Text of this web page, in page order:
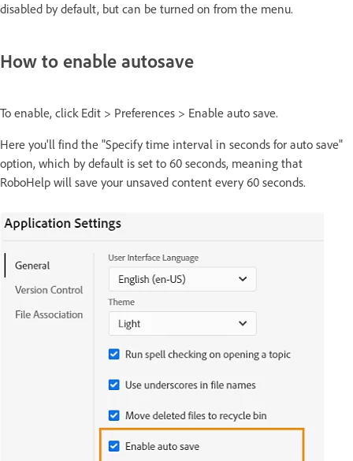
disabled by default, but can be turned on from the menu.
How to enable autosave
To enable, click Edit > Preferences > Enable auto save.
Here you'll find the "Specify time interval in seconds for auto save"
option, which by default is set to 60 seconds, meaning that
RoboHelp will save your unsaved content every 60 seconds.